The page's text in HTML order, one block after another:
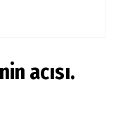
acısı.